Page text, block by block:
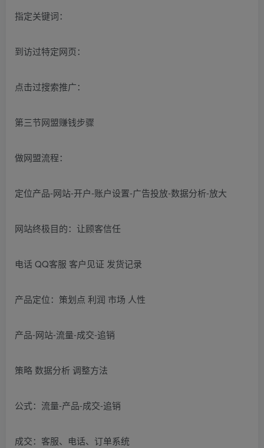
指定关键词：
到访过特定网页：
点击过搜索推广：
第三节网盟赚钱步骤
做网盟流程：
定位产品-网站-开户-账户设置-广告投放-数据分析-放大
网站终极目的：让顾客信任
电话 QQ客服 客户见证 发货记录
产品定位：策划点 利润 市场 人性
产品-网站-流量-成交-追销
策略 数据分析 调整方法
公式：流量-产品-成交-追销
成交：客服、电话、订单系统